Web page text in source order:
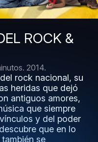
ROCK &
2014.
rock nacional, su
heridas que dejó
antiguos amores,
que siempre
y del poder
que en lo
se